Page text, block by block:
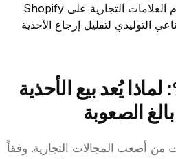
31.4%. اكتشف كيف تستخدم العلامات التجارية على Shopify
التوليدي لتقليل إرجاع الأحذية
الـ 31.4%: لماذا يُعد بيع الأحذية
الصعوبة
من أصعب المجالات التجارية. وفقاً